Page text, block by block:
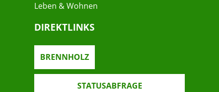
Leben & Wohnen
DIREKTLINKS
BRENNHOLZ
STATUSABFRAGE